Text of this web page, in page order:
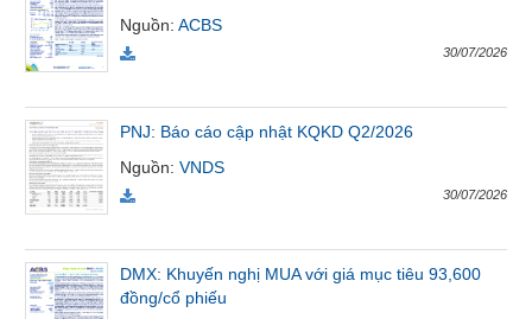
Nguồn:ACBS
30/07/2026
PNJ: Báo cáo cập nhật KQKD Q2/2026
Nguồn:VNDS
30/07/2026
DMX: Khuyến nghị MUA với giá mục tiêu 93,600
đồng/cổ phiếu
Tất cả Người nội bộ
tức
(-)
Bài
của
tác
giả